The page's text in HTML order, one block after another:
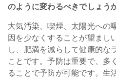
のように変わるべきでしょう
大気汚染、喫煙、太陽光への
因を少なくすることが望まし
し、肥満を減らして健康的な
ことです。予防は重要で、多
ることで予防が可能です。生